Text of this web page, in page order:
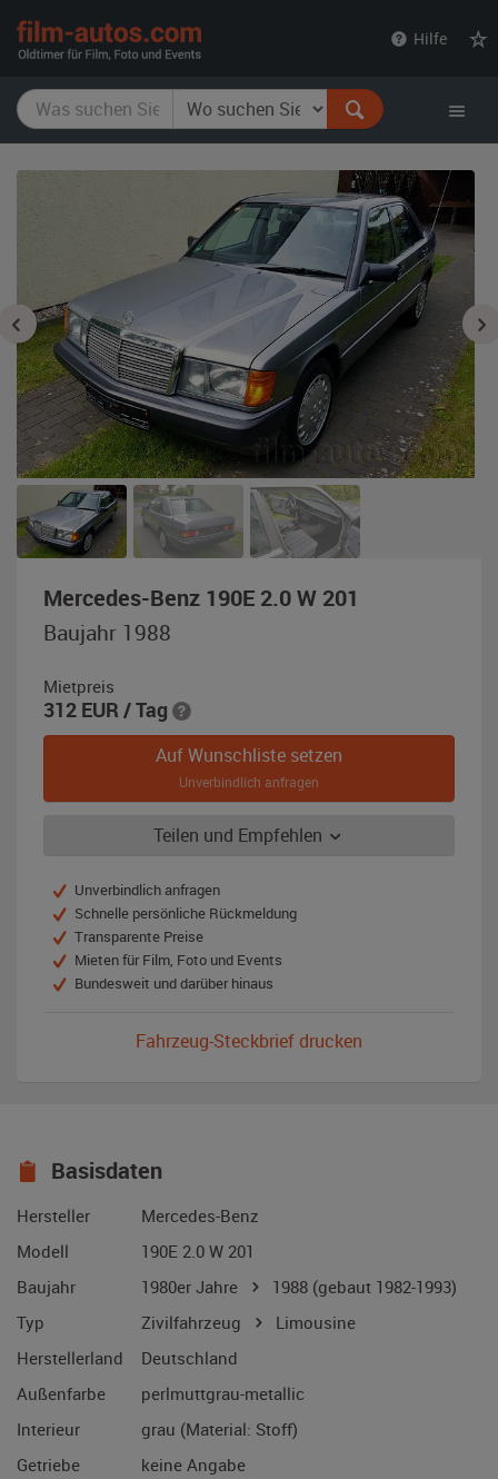
Hilfe
Mercedes-Benz 190E 2.0 W 201
Baujahr 1988
Mietpreis
312 EUR / Tag
Auf Wunschliste setzen
Unverbindlich anfragen
Teilen und Empfehlen
Unverbindlich anfragen
Schnelle persönliche Rückmeldung
Transparente Preise
Mieten für Film, Foto und Events
Bundesweit und darüber hinaus
Fahrzeug-Steckbrief drucken
Basisdaten
Hersteller
Mercedes-Benz
Modell
190E 2.0 W 201
Baujahr
1980er Jahre 1988 (gebaut 1982-1993)
Typ
Zivilfahrzeug
Limousine
Herstellerland
Deutschland
Außenfarbe
perlmuttgrau-metallic
Interieur
grau (Material: Stoff)
Getriebe
keine Angabe